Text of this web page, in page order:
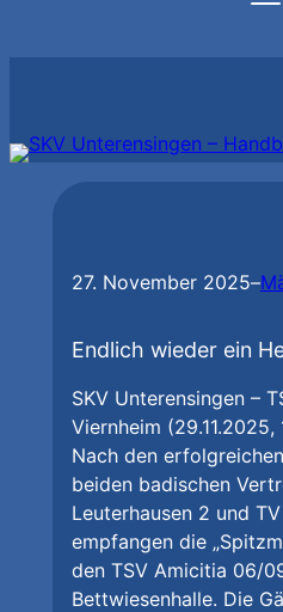
springen
27. November 2025–
Endlich wieder ein
SKV Unterensingen –
Viernheim (29.11.2025,
Nach den
beiden badischen
Leuterhausen 2 und
empfangen die
den TSV Amicitia 06/
Bettwiesenhalle. Die